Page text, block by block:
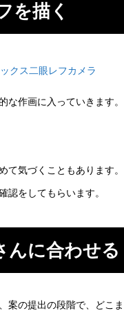
を描く
な作画に入っていきます。
て気づくこともあります。
認をしてもらいます。
んに合わせる
案の提出の段階で、どこ